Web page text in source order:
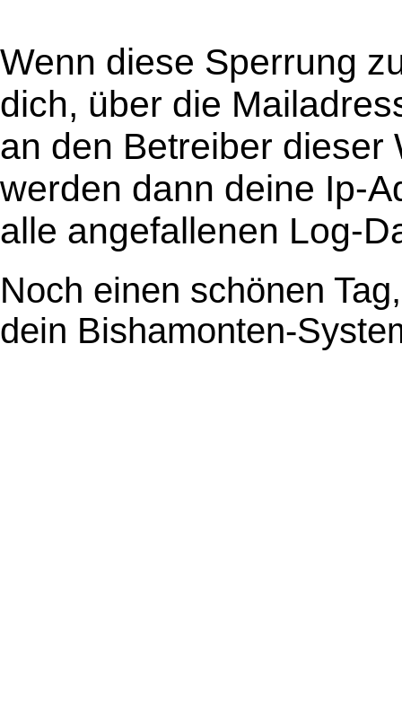
Wenn diese Sperrung
dich, über die
an den Betreiber dieser
werden dann deine Ip-
alle angefallenen Log-
Noch einen schönen Tag,
dein Bishamonten-